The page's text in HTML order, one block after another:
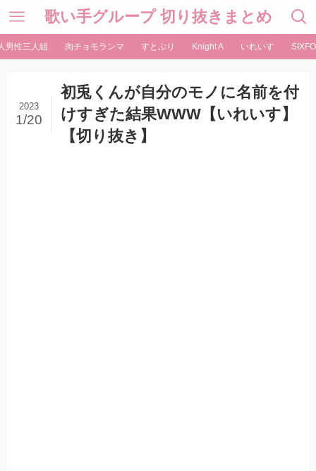
歌い手グループ 切り抜きまとめ
男性三人組 肉チョモランマ すとぷり Knight A いれいす
初兎くんが自分のモノに名前を付
けすぎた結果WWW【いれいす】
【切り抜き】
2023
1/20